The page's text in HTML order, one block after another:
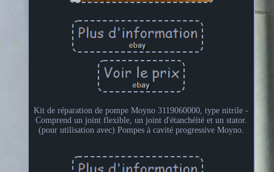
Kit de réparation de pompe Moyno 3119060000, type nitrile -
Comprend un joint flexible, un joint d'étanchéité et un stator.
(pour utilisation avec) Pompes à cavité progressive Moyno.